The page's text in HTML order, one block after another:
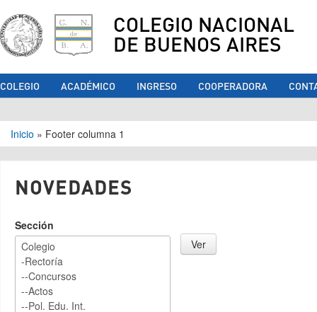
COLEGIO NACIONAL
DE BUENOS AIRES
COLEGIO ACADÉMICO INGRESO COOPERADORA
Se encuentra usted aquí
Inicio » Footer columna 1
NOVEDADES
Sección